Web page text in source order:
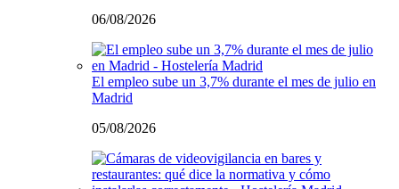
06/08/2026
El empleo sube un 3,7% durante el mes de julio en
Madrid
05/08/2026